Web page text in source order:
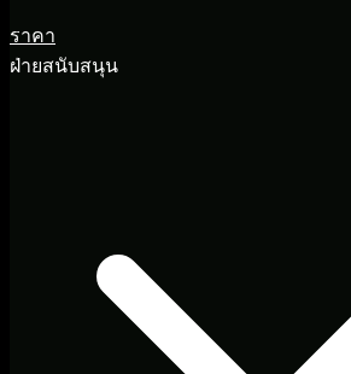
ราคา
ฝ่ายสนับสนุน